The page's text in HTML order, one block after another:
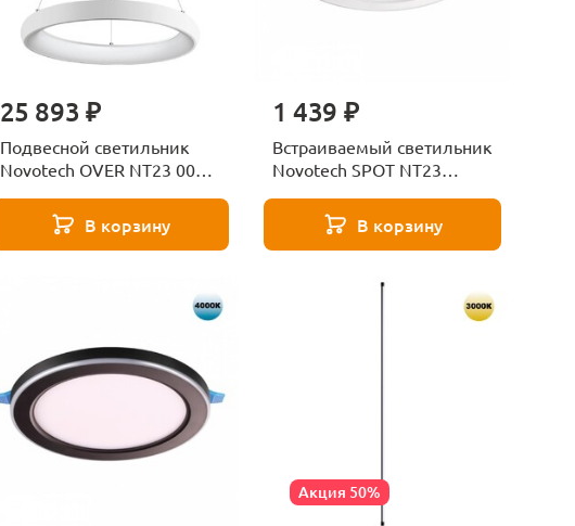
25 893 ₽
Подвесной светильник
Novotech OVER NT23 000
В корзину
1 439 ₽
Встраиваемый светильник
Novotech SPOT NT23
В корзину
Акция 50%